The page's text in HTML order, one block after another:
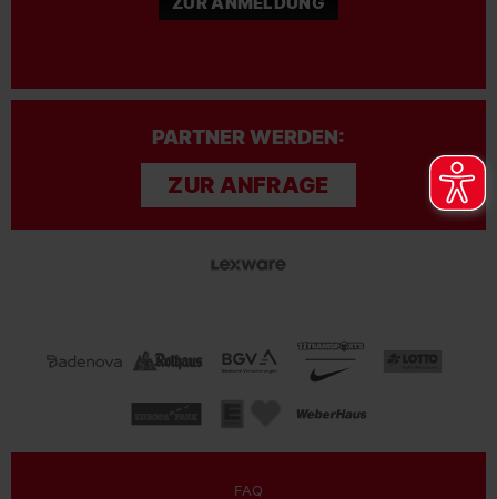
PARTNER WERDEN:
ZUR ANFRAGE
FAQ